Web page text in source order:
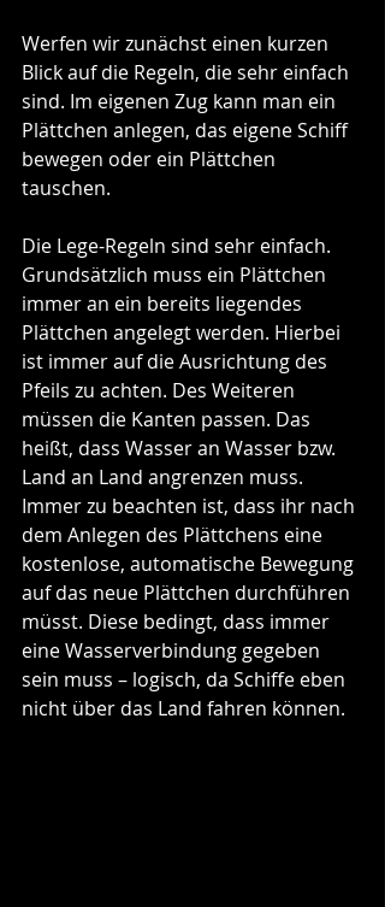
Werfen wir zunächst einen kurzen
Blick auf die Regeln, die sehr einfach
sind. Im eigenen Zug kann man ein
Plättchen anlegen, das eigene Schiff
bewegen oder ein Plättchen
tauschen.
Die Lege-Regeln sind sehr einfach.
Grundsätzlich muss ein Plättchen
immer an ein bereits liegendes
Plättchen angelegt werden. Hierbei
ist immer auf die Ausrichtung des
Pfeils zu achten. Des Weiteren
müssen die Kanten passen. Das
heißt, dass Wasser an Wasser bzw.
Land an Land angrenzen muss.
Immer zu beachten ist, dass ihr nach
dem Anlegen des Plättchens eine
kostenlose, automatische Bewegung
auf das neue Plättchen durchführen
müsst. Diese bedingt, dass immer
eine Wasserverbindung gegeben
sein muss – logisch, da Schiffe eben
nicht über das Land fahren können.